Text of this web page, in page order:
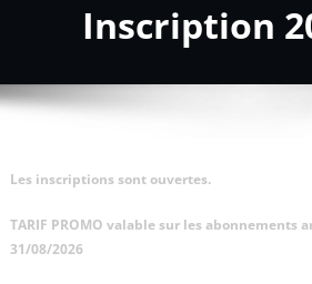
Inscription
Les inscriptions sont ouvertes.
TARIF PROMO valable sur les abonnements
31/08/2026